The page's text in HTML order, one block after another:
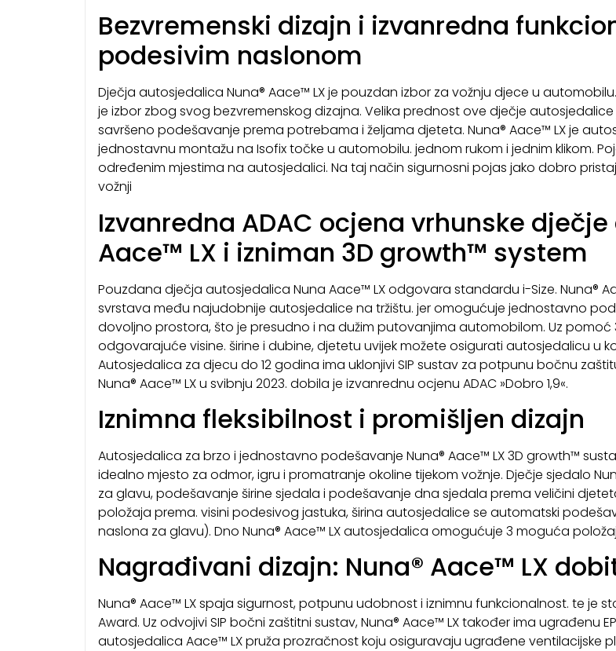
Bezvremenski dizajn i izvanredna
podesivim naslonom
Dječja autosjedalica Nuna® Aace™ LX je pouzdan izbor za vožnju djece u
je izbor zbog svog bezvremenskog dizajna. Velika prednost ove dječje
savršeno podešavanje prema potrebama i željama djeteta. Nuna® Aace™ LX je
jednostavnu montažu na Isofix točke u automobilu. jednom rukom i jednim klikom.
određenim mjestima na autosjedalici. Na taj način sigurnosni pojas jako dobro
vožnji
Izvanredna ADAC ocjena vrhunske
Aace™ LX i izniman 3D growth™ system
Pouzdana dječja autosjedalica Nuna Aace™ LX odgovara standardu i-Size. Nuna®
svrstava među najudobnije autosjedalice na tržištu. jer omogućuje jednostavno
dovoljno prostora, što je presudno i na dužim putovanjima automobilom. Uz
odgovarajuće visine. širine i dubine, djetetu uvijek možete osigurati autosjedalicu u
Autosjedalica za djecu do 12 godina ima uklonjivi SIP sustav za potpunu bočnu
Nuna® Aace™ LX u svibnju 2023. dobila je izvanrednu ocjenu ADAC »Dobro 1,9«.
Iznimna fleksibilnost i promišljen dizajn
Autosjedalica za brzo i jednostavno podešavanje Nuna® Aace™ LX 3D growth™
idealno mjesto za odmor, igru i promatranje okoline tijekom vožnje. Dječje sjedalo
za glavu, podešavanje širine sjedala i podešavanje dna sjedala prema veličini
položaja prema. visini podesivog jastuka, širina autosjedalice se automatski
naslona za glavu). Dno Nuna® Aace™ LX autosjedalica omogućuje 3 moguća
Nagrađivani dizajn: Nuna® Aace™ LX
Nuna® Aace™ LX spaja sigurnost, potpunu udobnost i iznimnu funkcionalnost. te je
Award. Uz odvojivi SIP bočni zaštitni sustav, Nuna® Aace™ LX također ima ugrađenu
autosjedalica Aace™ LX pruža prozračnost koju osiguravaju ugrađene ventilacijske